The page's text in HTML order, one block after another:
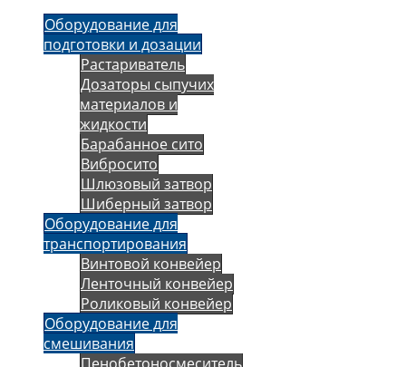
Оборудование для
подготовки и дозации
Растариватель
Дозаторы сыпучих
материалов и
жидкости
Барабанное сито
Вибросито
Шлюзовый затвор
Шиберный затвор
Оборудование для
транспортирования
Винтовой конвейер
Ленточный конвейер
Роликовый конвейер
Оборудование для
смешивания